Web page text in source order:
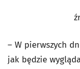
– W pierwszych
jak będzie